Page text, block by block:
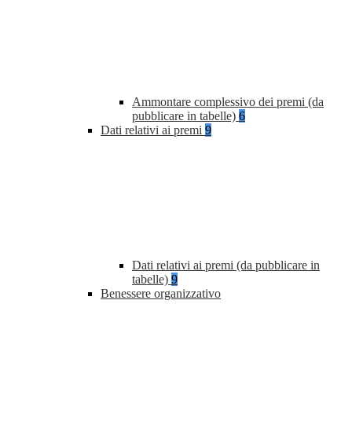
Ammontare complessivo dei premi (da
pubblicare in tabelle) 6
Dati relativi ai premi 9
Dati relativi ai premi (da pubblicare in
tabelle) 9
Benessere organizzativo